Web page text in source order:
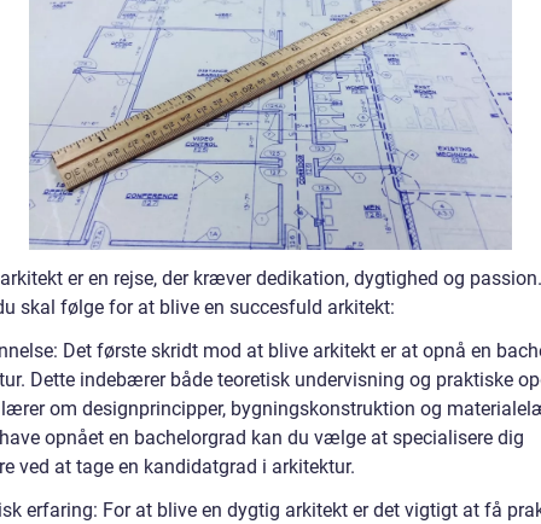
er en rejse, der kræver dedikation, dygtighed og
skal følge for at blive en succesfuld arkitekt:
Det første skridt mod at blive arkitekt er at opnå en
Dette indebærer både teoretisk undervisning og praktiske
om designprincipper, bygningskonstruktion og
opnået en bachelorgrad kan du vælge at specialisere dig
ved at tage en kandidatgrad i arkitektur.
erfaring: For at blive en dygtig arkitekt er det vigtigt at få